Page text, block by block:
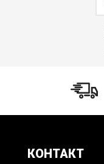
КОНТАКТ